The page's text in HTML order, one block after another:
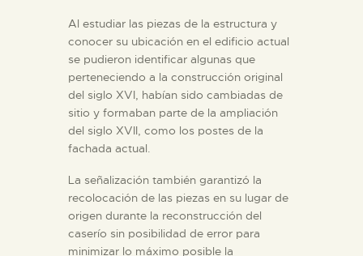
Al estudiar las piezas de la estructura y
conocer su ubicación en el edificio actual
se pudieron identificar algunas que
perteneciendo a la construcción original
del siglo XVI, habían sido cambiadas de
sitio y formaban parte de la ampliación
del siglo XVII, como los postes de la
fachada actual.
La señalización también garantizó la
recolocación de las piezas en su lugar de
origen durante la reconstrucción del
caserío sin posibilidad de error para
minimizar lo máximo posible la